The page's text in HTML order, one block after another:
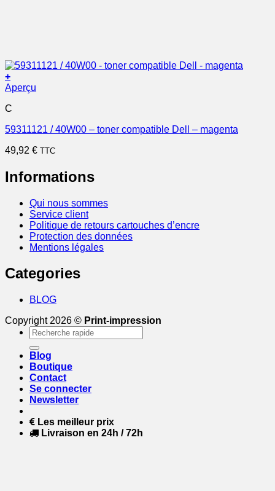
+
Aperçu
C
59311121 / 40W00 – toner compatible Dell – magenta
49,92 € TTC
Informations
Qui nous sommes
Service client
Politique de retours cartouches d’encre
Protection des données
Mentions légales
Categories
BLOG
Copyright 2026 © Print-impression
Recherche
pour :
Blog
Boutique
Contact
Se connecter
Newsletter
Les meilleur prix
Livraison en 24h / 72h